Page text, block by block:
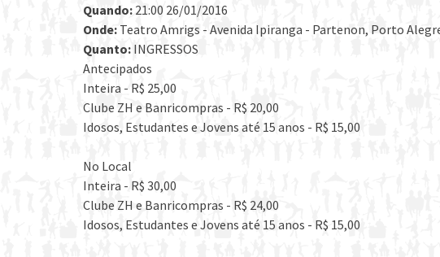
Quando: 21:00 26/01/2016
Onde: Teatro Amrigs - Avenida Ipiranga - Partenon, Porto
Quanto: INGRESSOS
Antecipados
Inteira - R$ 25,00
Clube ZH e Banricompras - R$ 20,00
Idosos, Estudantes e Jovens até 15 anos - R$ 15,00
No Local
Inteira - R$ 30,00
Clube ZH e Banricompras - R$ 24,00
Idosos, Estudantes e Jovens até 15 anos - R$ 15,00